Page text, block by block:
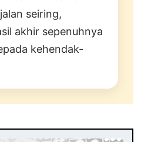
seiring,
akhir sepenuhnya
kehendak-